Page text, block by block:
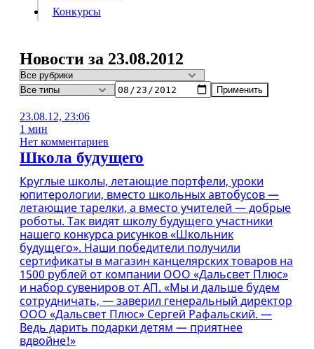
ИнформацияПодпискаРекламаВсе новостиАрхив
Конкурсы
Новости за 23.08.2012
Применить
23.08.12, 23:06
1 мин
Нет комментариев
Школа будущего
Круглые школы, летающие портфели, уроки
юпитерологии, вместо школьных автобусов —
летающие тарелки, а вместо учителей — добрые
роботы. Так видят школу будущего участники
нашего конкурса рисунков «Школьник
будущего». Наши победители получили
сертификаты в магазин канцелярских товаров на
1500 рублей от компании ООО «Дальсвет Плюс»
и набор сувениров от АП. «Мы и дальше будем
сотрудничать, — заверил генеральный директор
ООО «Дальсвет Плюс» Сергей Рафальский. —
Ведь дарить подарки детям — приятнее
вдвойне!»